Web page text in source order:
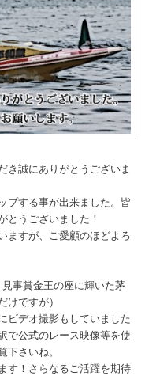
き誠にありがとうございま
プする事が出来ました。皆
とうございました！
ますが、ご愛顧のほどよろ
事賞金王の座に輝いた茅
ですが）
ビデオ撮影もしていました
で公式のレース映像等を使
さいね。
す！さらなるご活躍を期待